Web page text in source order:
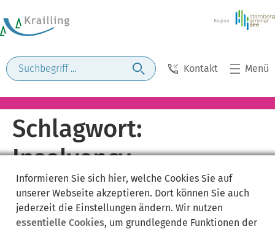
Kontakt Menü
Schlagwort:
Insolvency
Informieren Sie sich hier, welche Cookies Sie auf
unserer Webseite akzeptieren. Dort können Sie auch
jederzeit die Einstellungen ändern. Wir nutzen
essentielle Cookies, um grundlegende Funktionen der